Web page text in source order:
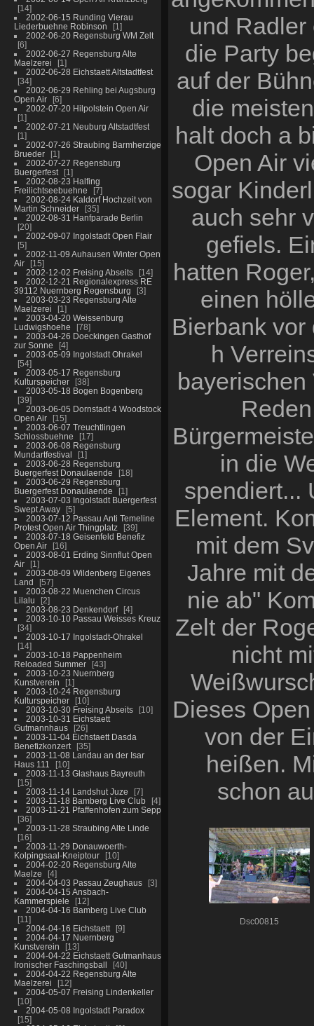
14
2002-06-15 Runding Vierau
Liederbuehne Robinson
1
2002-06-20 Regensburg WM Zelt
6
2002-06-27 Regensburg Alte
Maelzerei
1
2002-06-28 Eichstaett Altstadtfest
34
2002-06-29 Rehling bei Augsburg
Open Air
6
2002-07-20 Hilpolstein Open Air
1
2002-07-21 Neuburg Altstadtfest
1
2002-07-26 Straubing Barmherzige
Brueder
1
2002-07-27 Regensburg
Buergerfest
1
2002-08-23 Halfing
Freilichtseebuehne
7
2002-08-24 Kaldorf Hochzeit von
Martin Schneider
35
2002-08-31 Hanfparade Berlin
20
2002-09-07 Ingolstadt Open Flair
5
2002-11-09 Auhausen Winter Open
Air
15
2002-12-02 Freising Abseits
14
2002-12-21 Regionalexpress RE
39112 Nuernberg Regensburg
3
2003-03-23 Regensburg Alte
Maelzerei
1
2003-04-20 Weissenburg
Ludwigshoehe
78
2003-04-26 Doeckingen Gasthof
zur Sonne
4
2003-05-09 Ingolstadt Ohrakel
54
2003-05-17 Regensburg
Kulturspeicher
38
2003-05-18 Bogen Bogenberg
39
2003-06-05 Dornstadt 4 Woodstock
Open Air
15
2003-06-07 Treuchtlingen
Schlossbuehne
17
2003-06-08 Regensburg
Mundartfestival
1
2003-06-28 Regensburg
Buergerfest Donaulaende
18
2003-06-29 Regensburg
Buergerfest Donaulaende
1
2003-07-03 Ingolstadt Buergerfest
Swept Away
5
2003-07-12 Passau Anti Temeline
Protest Open Air Thingplatz
39
2003-07-18 Geisenfeld Benefiz
Open Air
16
2003-08-01 Erding Sinnflut Open
Air
1
2003-08-09 Wildenberg Eigenes
Land
57
2003-08-22 Muenchen Circus
Lilalu
2
2003-08-23 Denkendorf
4
2003-10-10 Passau Weisses Kreuz
34
2003-10-17 Ingolstadt-Ohrakel
14
2003-10-18 Pappenheim
Reloaded Summer
43
2003-10-23 Nuernberg
Kunstverein
1
2003-10-24 Regensburg
Kulturspeicher
10
2003-10-30 Freising Abseits
10
2003-10-31 Eichstaett
Gutmannhaus
26
2003-11-04 Eichstaett Dasda
Benefizkonzert
35
2003-11-08 Landau an der Isar
Haus 111
10
2003-11-13 Glashaus Bayreuth
15
2003-11-14 Landshut Juze
7
2003-11-18 Bamberg Live Club
4
2003-11-21 Pfaffenhofen zum Sepp
36
2003-11-28 Straubing Alte Linde
16
2003-11-29 Donauwoerth-
Kolpingsaal-Kneiptour
10
2004-02-20 Regensburg Alte
Maelze
4
2004-04-03 Passau Zeughaus
3
2004-04-15 Ansbach-
Kammerspiele
12
2004-04-16 Bamberg Live Club
11
2004-04-16 Eichstaett
9
2004-04-17 Nuernberg
Kunstverein
13
2004-04-22 Eichstaett Gutmanhaus
Ironischer Faschingsball
40
2004-04-22 Regensburg Alte
Maelzerei
12
2004-05-07 Freising Lindenkeller
10
2004-05-08 Ingolstadt Paradox
15
und Radler
die Party
auf der
die
halt doch a
Open Air
sogar
auch sehr
gefiels.
hatten
einen
Bierbank
h
in die
spendiert...
Element.
mit dem
Jahre mit
nie ab"
Zelt der
nicht
Dieses
von der
heißen.
schon
Dsc00815